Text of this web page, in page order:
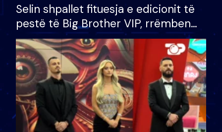
Selin shpallet fituesja e edicionit të
pestë të Big Brother VIP, rrëmben
çmimin e madh prej 100 mijë eurosh